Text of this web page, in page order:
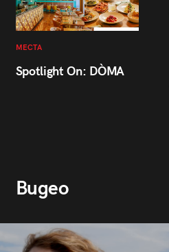
МЕСТА
Spotlight On: DÒMA
Видео